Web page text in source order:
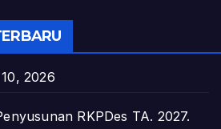
2026
RKPDes TA. 2027.